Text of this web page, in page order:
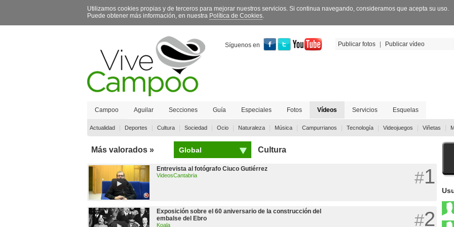
Utilizamos cookies propias y de terceros para mejorar nuestros servicios. Si continua navegando, consideramos que acepta su uso.
Puede obtener más información, en nuestra Política de Cookies.
Síguenos en Publicar fotos Publicar vídeo
Campoo Aguilar Secciones Guía Especiales Fotos Vídeos
Actualidad Deportes Cultura Sociedad Ocio Naturaleza Música Campurrianos Tecnología Videojuegos Viñetas
Servicios Esquelas
Contacto
Más valorados » Global Cultura
#1
Entrevista al fotógrafo Ciuco Gutiérrez
VideosCantabria
#2
Exposición sobre el 60 aniversario de la construcción del
embalse del Ebro
Koala